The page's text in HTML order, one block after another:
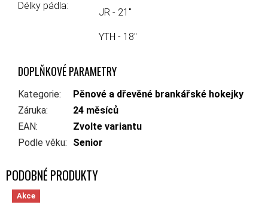
Délky pádla:
JR - 21"
YTH - 18"
DOPLŇKOVÉ PARAMETRY
Kategorie:
Pěnové a dřevěné brankářské hokejky
Záruka:
24 měsíců
EAN:
Zvolte variantu
Podle věku: Senior
Akce